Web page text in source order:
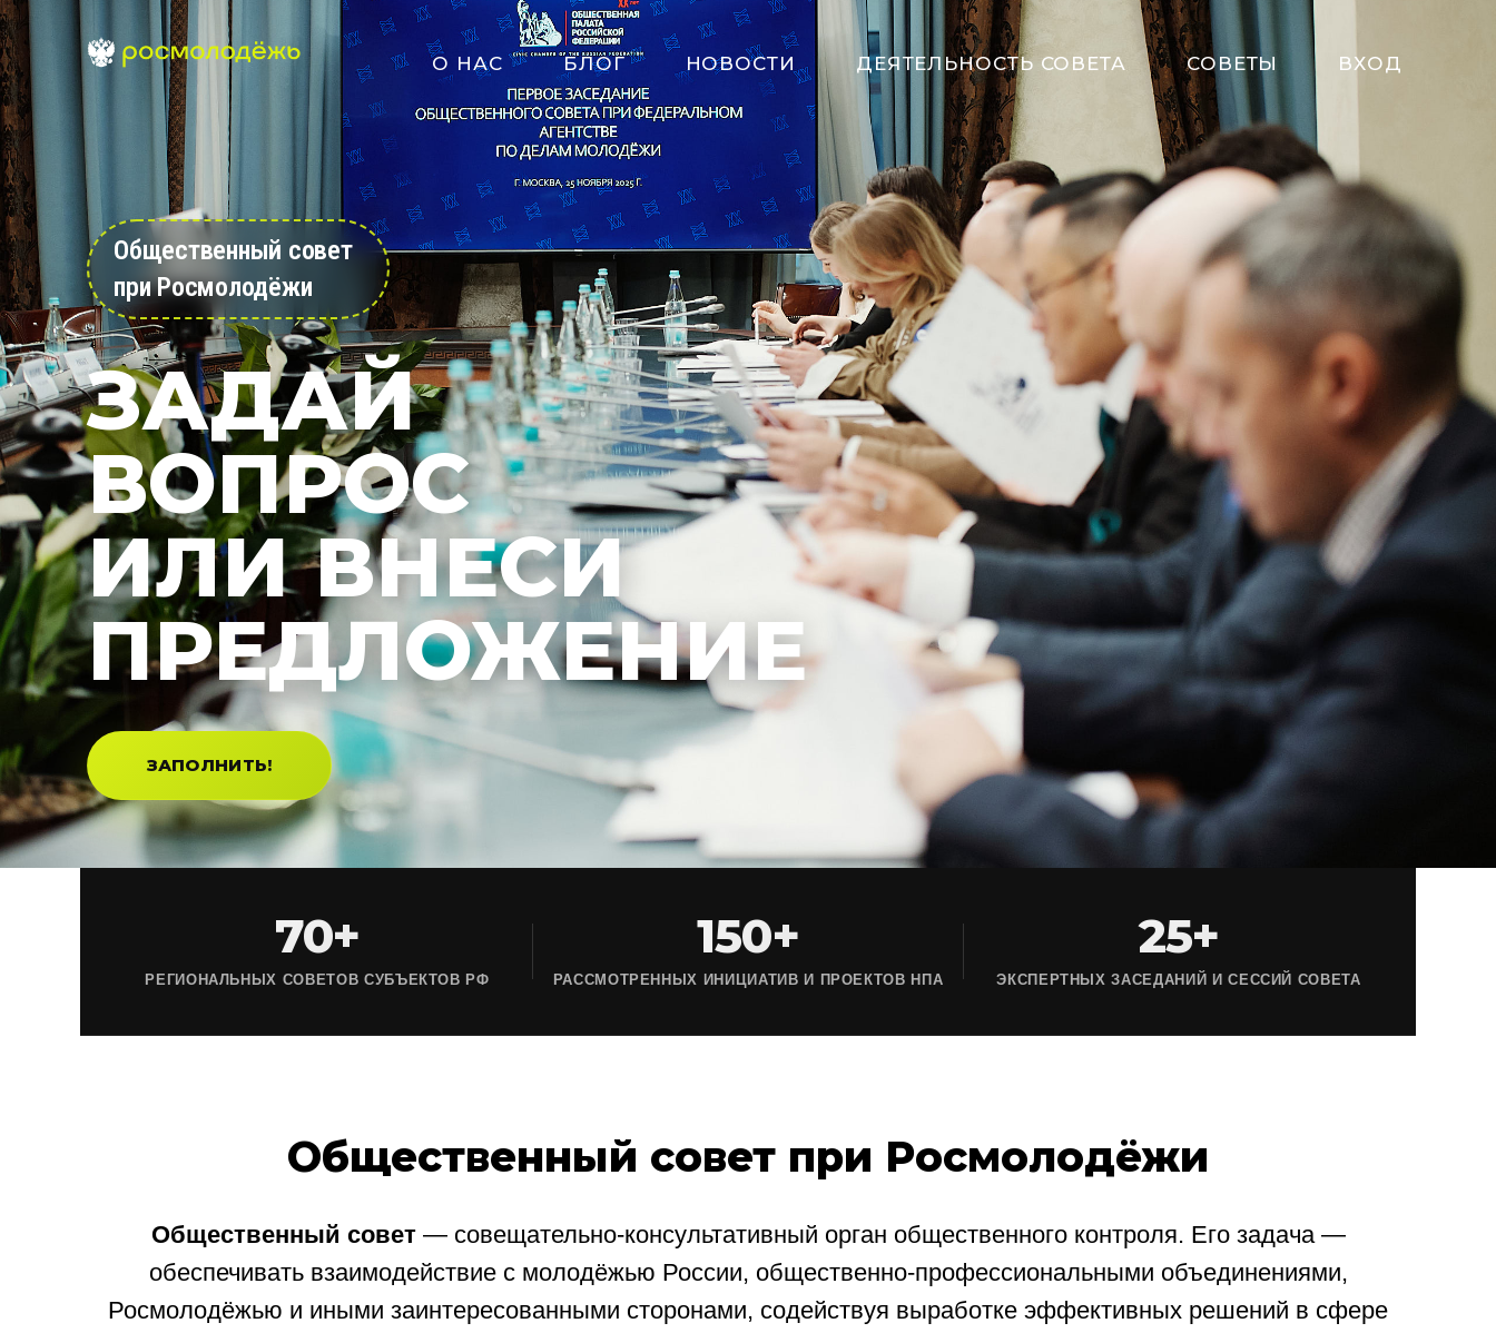
О НАС БЛОГ НОВОСТИ ДЕЯТЕЛЬНОСТЬ СОВЕТА СОВЕТЫ ВХОД
Общественный совет
при Росмолодёжи
ЗАДАЙ
ВОПРОС
ИЛИ ВНЕСИ
ПРЕДЛОЖЕНИЕ
ЗАПОЛНИТЬ!
70+
РЕГИОНАЛЬНЫХ СОВЕТОВ СУБЪЕКТОВ РФ
150+
РАССМОТРЕННЫХ ИНИЦИАТИВ И ПРОЕКТОВ НПА
25+
ЭКСПЕРТНЫХ ЗАСЕДАНИЙ И СЕССИЙ СОВЕТА
Общественный совет при Росмолодёжи
Общественный совет— совещательно-консультативный орган общественного контроля. Его задача —
обеспечивать взаимодействие с молодёжью России, общественно-профессиональными объединениями,
Росмолодёжью и иными заинтересованными сторонами, содействуя выработке эффективных решений в сфере